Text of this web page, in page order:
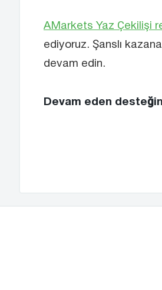
AMarkets Yaz Çekilişi
ediyoruz. Şanslı
devam edin.
Devam eden